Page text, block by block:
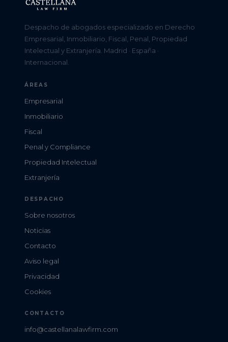
Despacho de abogados especializado en Derecho
Empresarial, Inmobiliario, Fiscal, Penal, Propiedad
Intelectual y Extranjería. Madrid · España ·
Internacional.
ÁREAS
Empresarial
Inmobiliario
Fiscal
Penal y Compliance
Propiedad Intelectual
Extranjería
DESPACHO
Sobre nosotros
Noticias
Contacto
Aviso legal
Privacidad
Cookies
CONTACTO
info@castellanalawfirm.com